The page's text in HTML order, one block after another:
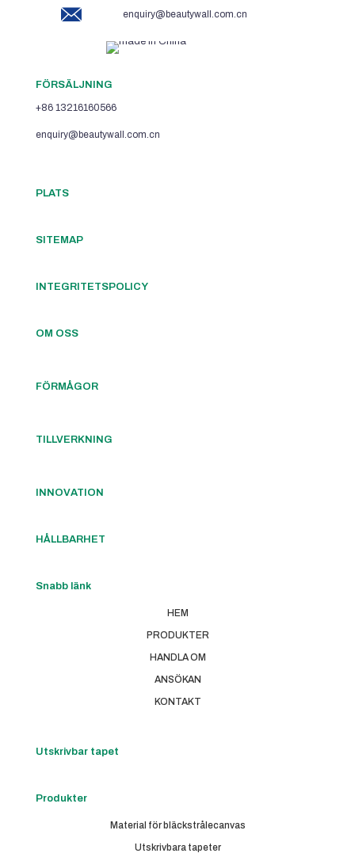
enquiry@beautywall.com.cn
FÖRSÄLJNING
+86 13216160566
enquiry@beautywall.com.cn
PLATS
SITEMAP
INTEGRITETSPOLICY
OM OSS
FÖRMÅGOR
TILLVERKNING
INNOVATION
HÅLLBARHET
Snabb länk
HEM
PRODUKTER
HANDLA OM
ANSÖKAN
KONTAKT
Utskrivbar tapet
Produkter
Material för bläckstrålecanvas
Utskrivbara tapeter